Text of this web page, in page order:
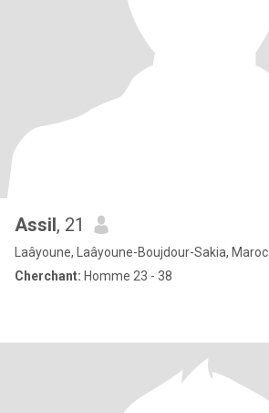
Assil, 21
Laâyoune, Laâyoune-Boujdour-Sakia, Maroc
Cherchant: Homme 23 - 38